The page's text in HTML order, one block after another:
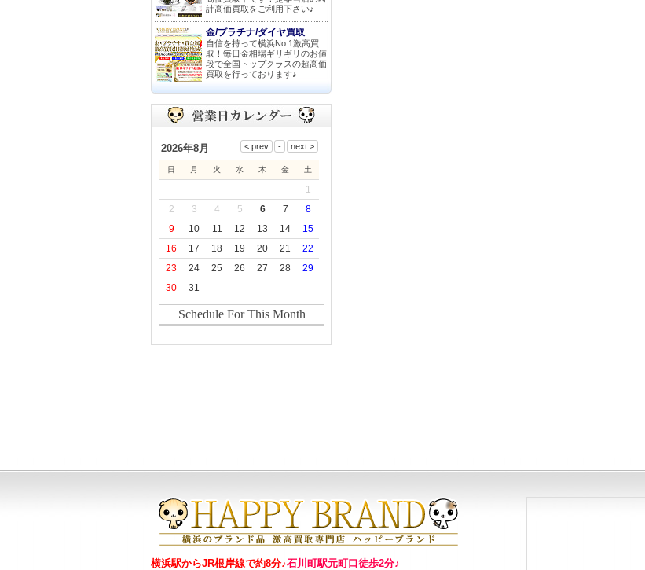
計高価買取をご利用下さい♪
金/プラチナ/ダイヤ買取
自信を持って横浜No.1激高買
取！毎日金相場ギリギリのお値
段で全国トップクラスの超高価
買取を行っております♪
横浜駅からJR根岸線で約8分♪石川町駅元町口徒歩2分♪